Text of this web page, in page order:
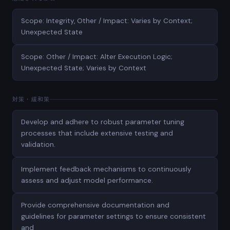
Scope: Integrity, Other / Impact: Varies by Context;
Unexpected State
Scope: Other / Impact: Alter Execution Logic;
Unexpected State; Varies by Context
対策・緩和策
Develop and adhere to robust parameter tuning
processes that include extensive testing and
validation.
Implement feedback mechanisms to continuously
assess and adjust model performance.
Provide comprehensive documentation and
guidelines for parameter settings to ensure consistent
and